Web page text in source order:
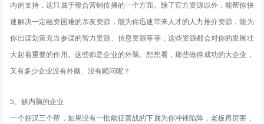
内的支持，这只属于整合营销传播的一个方面。除了官方资源以外，能帮你快
速解决一定融资困难的亲友资源，能为你迅速带来人才的人力推介资源，能为
你出谋划策充当参谋的智力资源、信息资源等等，这些资源都会对你的发展壮
大起着重要的作用。这些都是企业的外脑。想想看，那些做得成功的大企业，
又有多少企业没有外脑、没有顾问呢？
5、缺内脑的企业
一个好汉三个帮，如果没有一批能征善战的下属为你冲锋陷阵，老板再厉害，